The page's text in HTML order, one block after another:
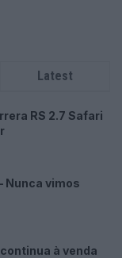
Latest
RS 2.7 Safari
Nunca vimos
à venda